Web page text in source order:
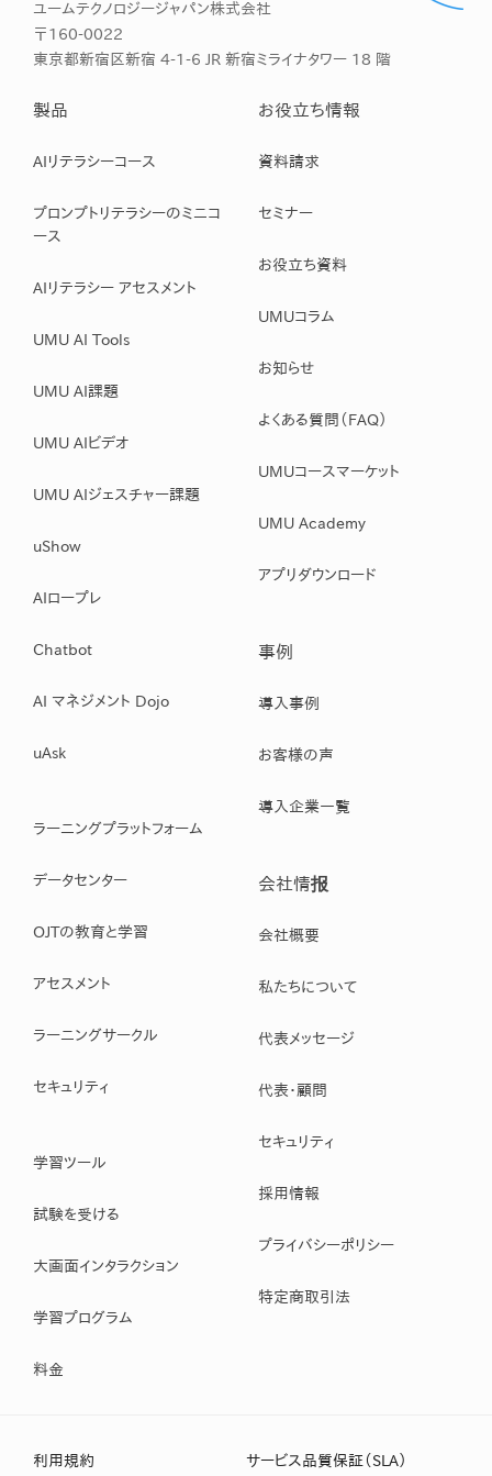
ユームテクノロジージャパン株式会社
〒160-0022
東京都新宿区新宿 4-1-6 JR 新宿ミライナタワー 18 階
製品
AIリテラシーコース
プロンプトリテラシーのミニコ
ース
AIリテラシー アセスメント
UMU AI Tools
UMU AI課題
UMU AIビデオ
UMU AIジェスチャー課題
uShow
AIロープレ
Chatbot
AI マネジメント Dojo
uAsk
ラーニングプラットフォーム
データセンター
OJTの教育と学習
アセスメント
ラーニングサークル
セキュリティ
学習ツール
試験を受ける
大画面インタラクション
学習プログラム
料金
お役立ち情報
資料請求
セミナー
お役立ち資料
UMUコラム
お知らせ
よくある質問（FAQ）
UMUコースマーケット
UMU Academy
アプリダウンロード
事例
導入事例
お客様の声
導入企業一覧
会社情报
会社概要
私たちについて
代表メッセージ
代表・顧問
セキュリティ
採用情報
プライバシーポリシー
特定商取引法
利用規約 サービス品質保証（SLA）